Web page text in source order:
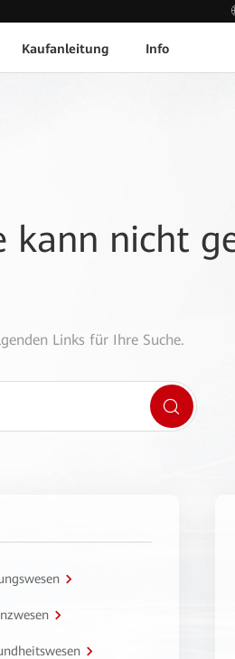
Kaufanleitung Info
kann nicht
Links für Ihre Suche.